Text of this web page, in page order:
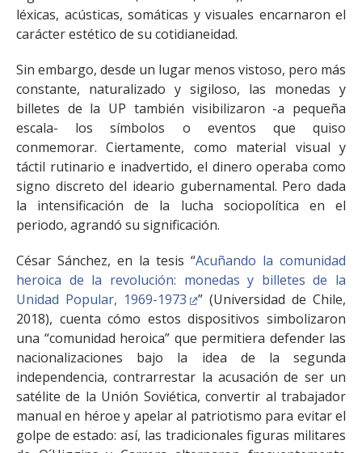
léxicas, acústicas, somáticas y visuales encarnaron el
carácter estético de su cotidianeidad.
Sin embargo, desde un lugar menos vistoso, pero más
constante, naturalizado y sigiloso, las monedas y
billetes de la UP también visibilizaron -a pequeña
escala- los símbolos o eventos que quiso
conmemorar. Ciertamente, como material visual y
táctil rutinario e inadvertido, el dinero operaba como
signo discreto del ideario gubernamental. Pero dada
la intensificación de la lucha sociopolítica en el
periodo, agrandó su significación.
César Sánchez, en la tesis “Acuñando la comunidad
heroica de la revolución: monedas y billetes de la
Unidad Popular, 1969-1973
” (Universidad de Chile,
2018), cuenta cómo estos dispositivos simbolizaron
una “comunidad heroica” que permitiera defender las
nacionalizaciones bajo la idea de la segunda
independencia, contrarrestar la acusación de ser un
satélite de la Unión Soviética, convertir al trabajador
manual en héroe y apelar al patriotismo para evitar el
golpe de estado: así, las tradicionales figuras militares